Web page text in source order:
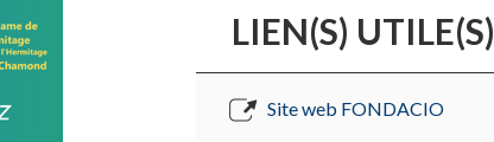
LIEN(S) UTILE(S)
Site web FONDACIO